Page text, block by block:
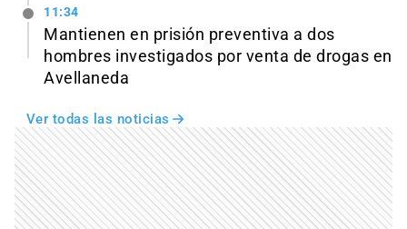
11:34
Mantienen en prisión preventiva a dos
hombres investigados por venta de drogas en
Avellaneda
Ver todas las noticias